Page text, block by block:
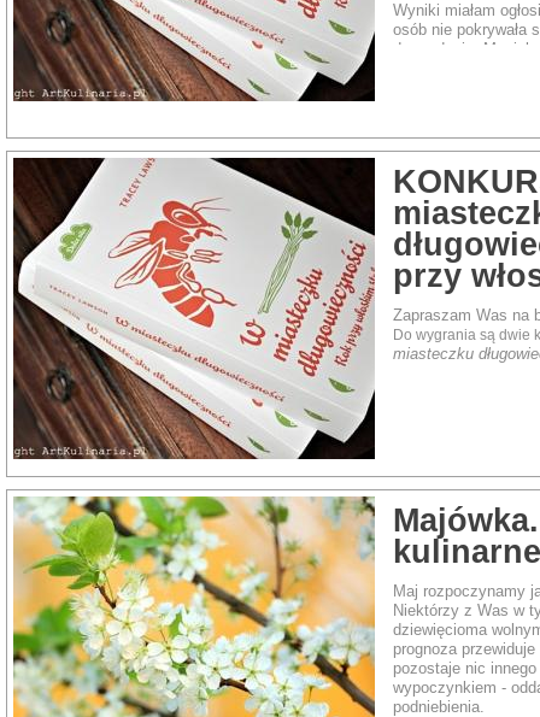
Wyniki miałam
osób nie pokrywała
do rozdania.
przy
Zapraszam Was na
Do wygrania są dwie
miasteczku
kulinarne
Maj rozpoczynamy
Niektórzy z Was w
dziewięcioma
prognoza
pozostaje nic
wypoczynkiem -
podniebienia.